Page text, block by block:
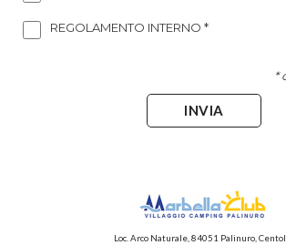
REGOLAMENTO INTERNO *
*
INVIA
Loc. Arco Naturale, 84051 Palinuro,